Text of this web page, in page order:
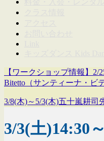
【ワークショップ情報】2/
Bitetto（サンティーナ・ビ
3/8(木)～5/3(木)五十嵐耕
3/3(土)14:30